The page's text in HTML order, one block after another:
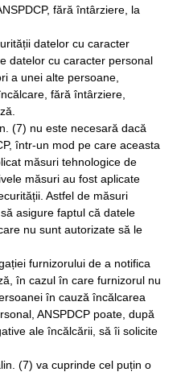
fără întârziere, la
datelor cu caracter
datelor cu caracter personal
a unei alte persoane,
fără întârziere,
(7) nu este necesară dacă
într-un mod pe care aceasta
măsuri tehnologice de
măsuri au fost aplicate
Astfel de măsuri
asigure faptul că datele
nu sunt autorizate să le
furnizorului de a notifica
în cazul în care furnizorul nu
în cauză încălcarea
ANSPDCP poate, după
ale încălcării, să îi solicite
(7) va cuprinde cel puțin o